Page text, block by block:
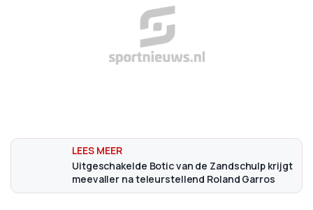
Uitgeschakelde Botic van de Zandschulp krijgt
meevaller na teleurstellend Roland Garros